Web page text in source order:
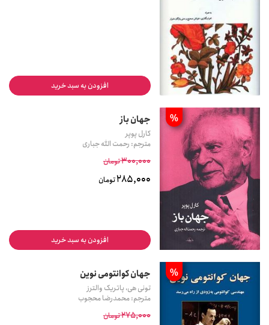
افزودن به سبد خرید
% جهان باز
کارل پوپر
مترجم: رحمت الله جباری
300,000تومان
285,000تومان
افزودن به سبد خرید
% جهان کوانتومی نوین
تونی هی، پاتریک والترز
مترجم: محمدرضا محجوب
275,000تومان